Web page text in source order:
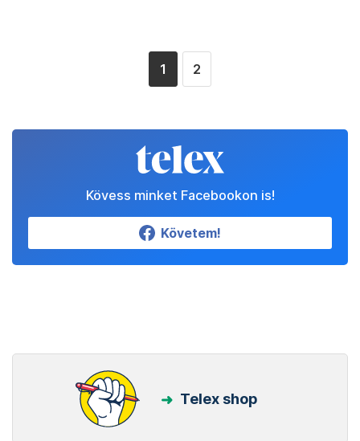
1 2
Kövess minket Facebookon is!
Követem!
Telex shop